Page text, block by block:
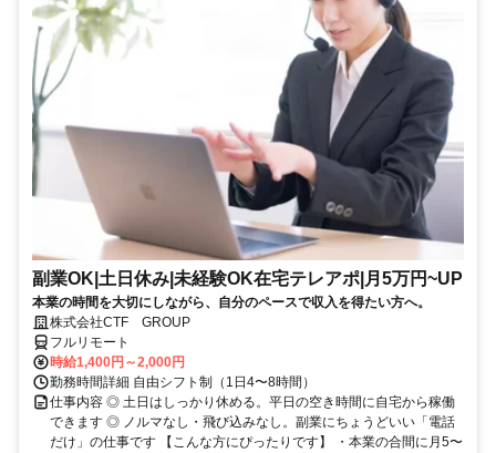
副業OK|土日休み|未経験OK在宅テレアポ|月5万円~UP
本業の時間を大切にしながら、自分のペースで収入を得たい方へ。
株式会社CTF GROUP
フルリモート
時給1,400円～2,000円
勤務時間詳細 自由シフト制（1日4〜8時間）
仕事内容 ◎ 土日はしっかり休める。平日の空き時間に自宅から稼働
できます ◎ ノルマなし・飛び込みなし。副業にちょうどいい「電話
だけ」の仕事です 【こんな方にぴったりです】 ・本業の合間に月5〜